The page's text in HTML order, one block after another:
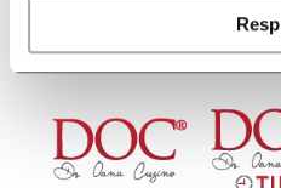
+40 747 091
Email:contact@doc.ro